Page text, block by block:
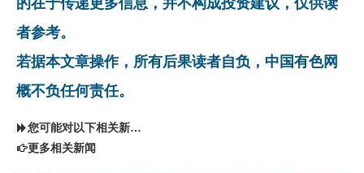
者参考。
若据本文章操作，所有后果读者自负，中国有色网
概不负任何责任。
您可能对以下相关新闻同样感兴趣
更多相关新闻